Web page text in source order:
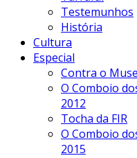
Testemunhos
História
Cultura
Especial
Contra o
O Comboio
2012
Tocha da FIR
O Comboio
2015